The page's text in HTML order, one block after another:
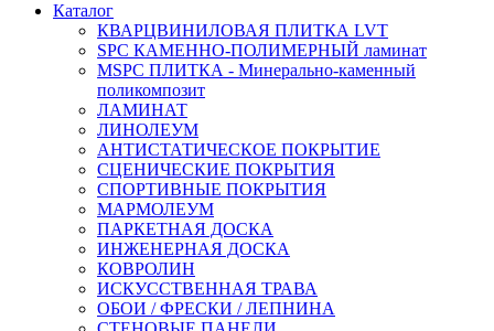
Каталог
КВАРЦВИНИЛОВАЯ ПЛИТКА LVT
SPC КАМЕННО-ПОЛИМЕРНЫЙ ламинат
MSPC ПЛИТКА - Минерально-каменный
поликомпозит
ЛАМИНАТ
ЛИНОЛЕУМ
АНТИСТАТИЧЕСКОЕ ПОКРЫТИЕ
СЦЕНИЧЕСКИЕ ПОКРЫТИЯ
СПОРТИВНЫЕ ПОКРЫТИЯ
МАРМОЛЕУМ
ПАРКЕТНАЯ ДОСКА
ИНЖЕНЕРНАЯ ДОСКА
КОВРОЛИН
ИСКУССТВЕННАЯ ТРАВА
ОБОИ / ФРЕСКИ / ЛЕПНИНА